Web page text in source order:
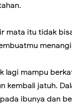
mata itu tidak
lagi mampu
kembali jatuh.
ibunya dan